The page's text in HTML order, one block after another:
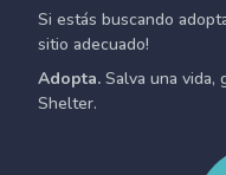
Si estás buscando
sitio adecuado!
Adopta. Salva una vida,
Shelter.